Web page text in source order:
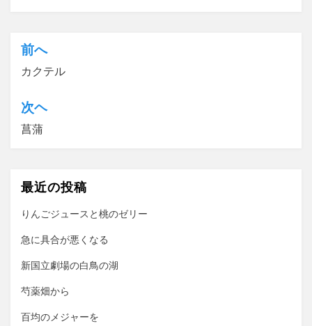
投
稿
ナ
ビ
シ
ョ
ン
前へ
カクテル
次ヘ
菖蒲
最近の投稿
りんごジュースと桃のゼリー
急に具合が悪くなる
新国立劇場の白鳥の湖
芍薬畑から
百均のメジャーを